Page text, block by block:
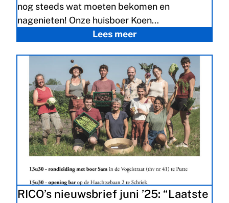
nog steeds wat moeten bekomen en
nagenieten! Onze huisboer Koen…
Lees meer
RICO’s nieuwsbrief juni ’25: “Laatste